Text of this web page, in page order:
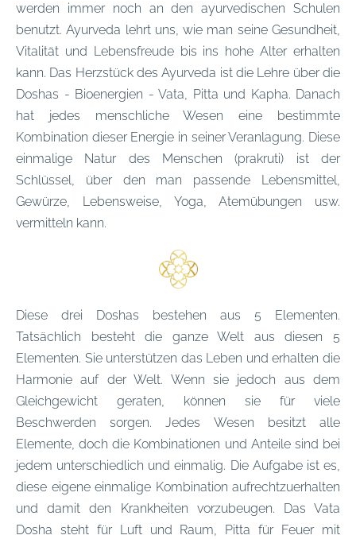
werden immer noch an den ayurvedischen Schulen
benutzt. Ayurveda lehrt uns, wie man seine Gesundheit,
Vitalität und Lebensfreude bis ins hohe Alter erhalten
kann. Das Herzstück des Ayurveda ist die Lehre über die
Doshas - Bioenergien - Vata, Pitta und Kapha. Danach
hat jedes menschliche Wesen eine bestimmte
Kombination dieser Energie in seiner Veranlagung. Diese
einmalige Natur des Menschen (prakruti) ist der
Schlüssel, über den man passende Lebensmittel,
Gewürze, Lebensweise, Yoga, Atemübungen usw.
vermitteln kann.
Diese drei Doshas bestehen aus 5 Elementen.
Tatsächlich besteht die ganze Welt aus diesen 5
Elementen. Sie unterstützen das Leben und erhalten die
Harmonie auf der Welt. Wenn sie jedoch aus dem
Gleichgewicht geraten, können sie für viele
Beschwerden sorgen. Jedes Wesen besitzt alle
Elemente, doch die Kombinationen und Anteile sind bei
jedem unterschiedlich und einmalig. Die Aufgabe ist es,
diese eigene einmalige Kombination aufrechtzuerhalten
und damit den Krankheiten vorzubeugen. Das Vata
Dosha steht für Luft und Raum, Pitta für Feuer mit